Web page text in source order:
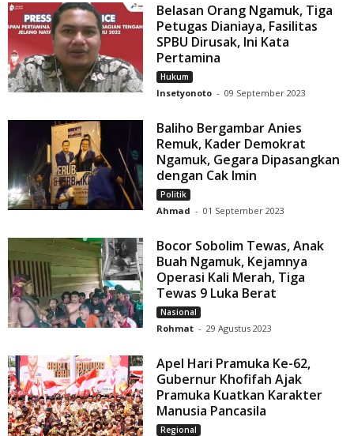
Belasan Orang Ngamuk, Tiga
Petugas Dianiaya, Fasilitas
SPBU Dirusak, Ini Kata
Pertamina
Hukum
Insetyonoto - 09 September 2023
Baliho Bergambar Anies
Remuk, Kader Demokrat
Ngamuk, Gegara Dipasangkan
dengan Cak Imin
Politik
Ahmad - 01 September 2023
Bocor Sobolim Tewas, Anak
Buah Ngamuk, Kejamnya
Operasi Kali Merah, Tiga
Tewas 9 Luka Berat
Nasional
Rohmat - 29 Agustus 2023
Apel Hari Pramuka Ke-62,
Gubernur Khofifah Ajak
Pramuka Kuatkan Karakter
Manusia Pancasila
Regional